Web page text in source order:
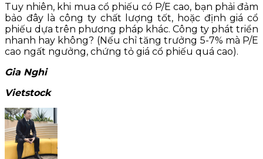
Tuy nhiên, khi mua cổ phiếu có P/E cao, bạn phải đảm
bảo đây là công ty chất lượng tốt, hoặc định giá cổ
phiếu dựa trên phương pháp khác. Công ty phát triển
nhanh hay không? (Nếu chỉ tăng trưởng 5-7% mà P/E
cao ngất ngưởng, chứng tỏ giá cổ phiếu quá cao).
Gia Nghi
Vietstock